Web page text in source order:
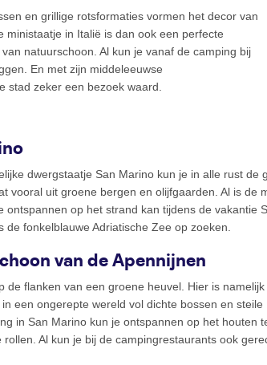
en grillige rotsformaties vormen het decor van
in Italië is dan ook een perfecte
natuurschoon. Al kun je vanaf de camping bij
En met zijn middeleeuwse
stad zeker een bezoek waard.
dwergstaatje San Marino kun je in alle rust de
vooral uit groene bergen en olijfgaarden. Al is de
op het strand kan tijdens de vakantie
de fonkelblauwe Adriatische Zee op zoeken.
van de Apennijnen
de flanken van een groene heuvel. Hier is
een ongerepte wereld vol dichte bossen en
in San Marino kun je ontspannen op het
Al kun je bij de campingrestaurants ook